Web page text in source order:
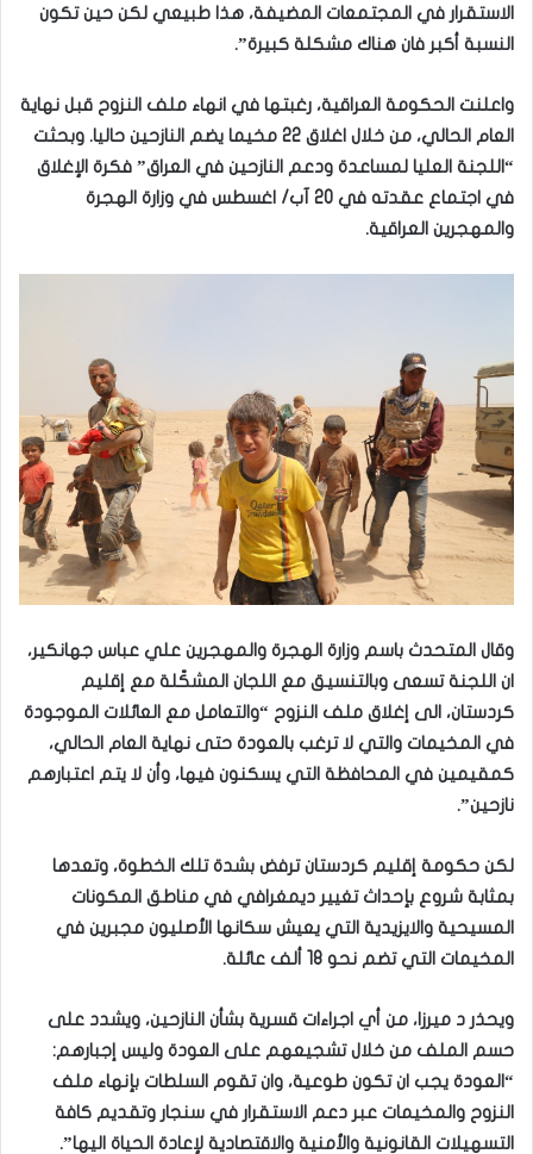
الاستقرار في المجتمعات المضيفة، هذا طبيعي لكن حين تكون
النسبة أكبر فان هناك مشكلة كبيرة”.
واعلنت الحكومة العراقية، رغبتها في انهاء ملف النزوح قبل نهاية
العام الحالي، من خلال اغلاق 22 مخيما يضم النازحين حاليا. وبحثت
“اللجنة العليا لمساعدة ودعم النازحين في العراق” فكرة الإغلاق
في اجتماع عقدته في 20 آب/ اغسطس في وزارة الهجرة
والمهجرين العراقية.
وقال المتحدث باسم وزارة الهجرة والمهجرين علي عباس جهانكير،
ان اللجنة تسعى وبالتنسيق مع اللجان المشكّلة مع إقليم
كردستان، الى إغلاق ملف النزوح “والتعامل مع العائلات الموجودة
في المخيمات والتي لا ترغب بالعودة حتى نهاية العام الحالي،
كمقيمين في المحافظة التي يسكنون فيها، وأن لا يتم اعتبارهم
نازحين”.
لكن حكومة إقليم كردستان ترفض بشدة تلك الخطوة، وتعدها
بمثابة شروع بإحداث تغيير ديمغرافي في مناطق المكونات
المسيحية والايزيدية التي يعيش سكانها الأصليون مجبرين في
المخيمات التي تضم نحو 18 ألف عائلة.
ويحذر د ميرزا، من أي اجراءات قسرية بشأن النازحين، ويشدد على
حسم الملف من خلال تشجيعهم على العودة وليس إجبارهم:
“العودة يجب ان تكون طوعية، وان تقوم السلطات بإنهاء ملف
النزوح والمخيمات عبر دعم الاستقرار في سنجار وتقديم كافة
التسهيلات القانونية والأمنية والاقتصادية لإعادة الحياة اليها”.